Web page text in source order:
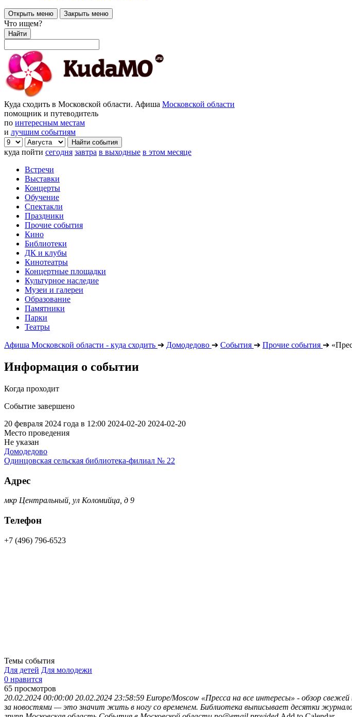
Открыть меню Закрыть меню
Что ищем?
Найти
Куда сходить в Московской области. Афиша Московской области
помощник и путеводитель
по интересным местам
и лучшим событиям
куда пойти сегодня завтра в выходные в этом месяце
Встречи
Выставки
Концерты
Обучение
Спектакли
Праздники
Прочие события
Кино
Библиотеки
ДК и клубы
Кинотеатры
Концертные площадки
Культурное наследие
Музеи и галереи
Образование
Памятники
Парки
Театры
Афиша Московской области - куда сходить ➔ Домодедово ➔ События ➔ Прочие события ➔
Информация о событии
Когда проходит
Событие завершено
20 февраля 2024 года в 12:00 2024-02-20 2024-02-20
Место проведения
Не указан
Домодедово
Одинцовская сельская библиотека-филиал № 22
Адрес
мкр Центральный, ул Коломийца, д 9
Телефон
+7 (496) 796-6523
Темы события
Для детей Для молодежи
0 нравится
65 просмотров
20.02.2024 00:00:00 20.02.2024 23:58:59 Europe/Moscow «Пресса на все интересы» - обзор свежей
за новостями — это значит жить в ногу со временем. Библиотека выписывает десятки